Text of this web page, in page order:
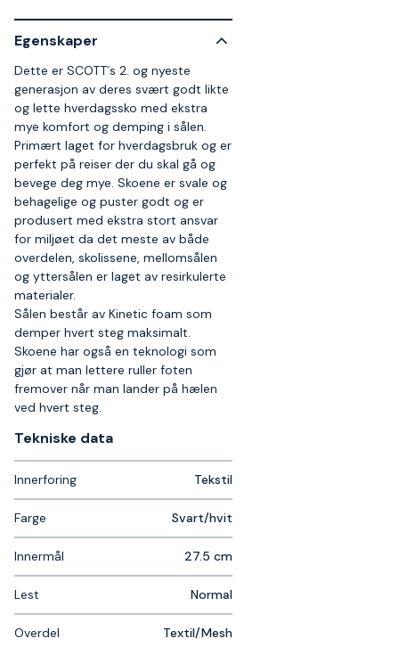
Egenskaper
Dette er SCOTT´s 2. og nyeste
generasjon av deres svært godt likte
og lette hverdagssko med ekstra
mye komfort og demping i sålen.
Primært laget for hverdagsbruk og er
perfekt på reiser der du skal gå og
bevege deg mye. Skoene er svale og
behagelige og puster godt og er
produsert med ekstra stort ansvar
for miljøet da det meste av både
overdelen, skolissene, mellomsålen
og yttersålen er laget av resirkulerte
materialer.
Sålen består av Kinetic foam som
demper hvert steg maksimalt.
Skoene har også en teknologi som
gjør at man lettere ruller foten
fremover når man lander på hælen
ved hvert steg.
Tekniske data​
Innerforing Tekstil
Farge Svart/hvit
Innermål 27.5 cm
Lest Normal
Overdel Textil/Mesh